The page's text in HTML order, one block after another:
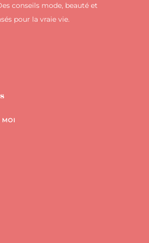
conseils mode, beauté et
pour la vraie vie.
MOI